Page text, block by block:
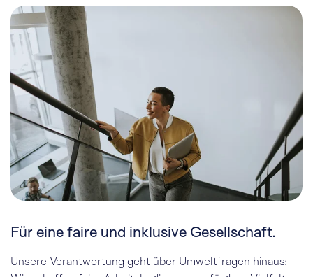
Für eine faire und inklusive Gesellschaft.
Unsere Verantwortung geht über Umweltfragen hinaus: